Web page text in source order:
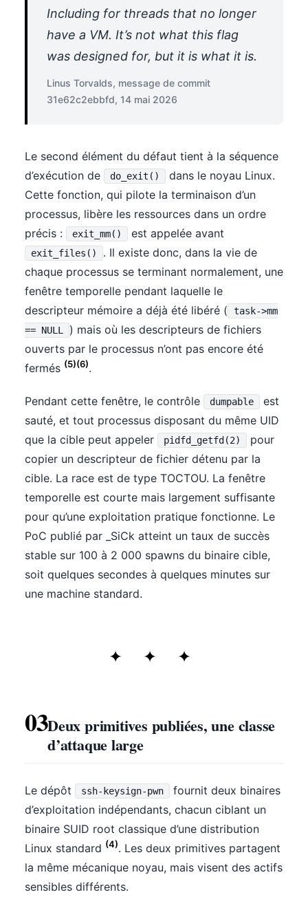
Including for threads that no longer
have a VM. It’s not what this flag
was designed for, but it is what it is.
Linus Torvalds, message de commit
31e62c2ebbfd, 14 mai 2026
Le second élément du défaut tient à la séquence
d’exécution de
do_exit()
dans le noyau Linux.
Cette fonction, qui pilote la terminaison d’un
processus, libère les ressources dans un ordre
précis :
exit_mm() est appelée avant
exit_files()
. Il existe donc, dans la vie de
chaque processus se terminant normalement, une
fenêtre temporelle pendant laquelle le
descripteur mémoire a déjà été libéré (
task->mm
== NULL
) mais où les descripteurs de fichiers
ouverts par le processus n’ont pas encore été
fermés (5)(6).
Pendant cette fenêtre, le contrôle dumpable
est
sauté, et tout processus disposant du même UID
que la cible peut appeler
pidfd_getfd(2)
pour
copier un descripteur de fichier détenu par la
cible. La race est de type TOCTOU. La fenêtre
temporelle est courte mais largement suffisante
pour qu’une exploitation pratique fonctionne. Le
PoC publié par _SiCk atteint un taux de succès
stable sur 100 à 2 000 spawns du binaire cible,
soit quelques secondes à quelques minutes sur
une machine standard.
03Deux primitives publiées, une classe
d’attaque large
Le dépôt ssh-keysign-pwn
fournit deux binaires
d’exploitation indépendants, chacun ciblant un
binaire SUID root classique d’une distribution
Linux standard (4). Les deux primitives partagent
la même mécanique noyau, mais visent des actifs
sensibles différents.